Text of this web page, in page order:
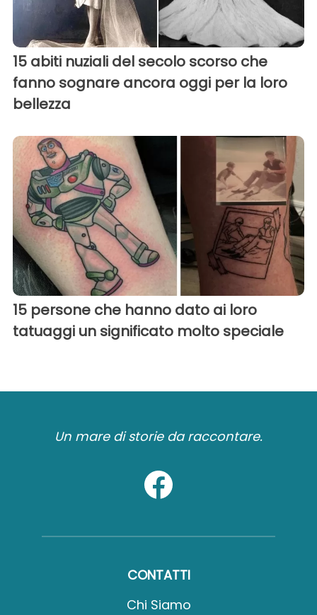
15 abiti nuziali del secolo scorso che
fanno sognare ancora oggi per la loro
bellezza
15 persone che hanno dato ai loro
tatuaggi un significato molto speciale
Un mare di storie da raccontare.
CONTATTI
Chi Siamo